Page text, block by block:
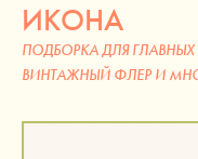
ИКОНА
ПОДБОРКА ДЛЯ
ВИНТАЖНЫЙ ФЛЕР И